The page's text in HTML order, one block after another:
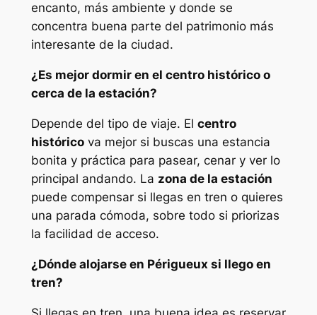
encanto, más ambiente y donde se
concentra buena parte del patrimonio más
interesante de la ciudad.
¿Es mejor dormir en el centro histórico o
cerca de la estación?
Depende del tipo de viaje. El centro
históricova mejor si buscas una estancia
bonita y práctica para pasear, cenar y ver lo
principal andando. La zona de la estación
puede compensar si llegas en tren o quieres
una parada cómoda, sobre todo si priorizas
la facilidad de acceso.
¿Dónde alojarse en Périgueux si llego en
tren?